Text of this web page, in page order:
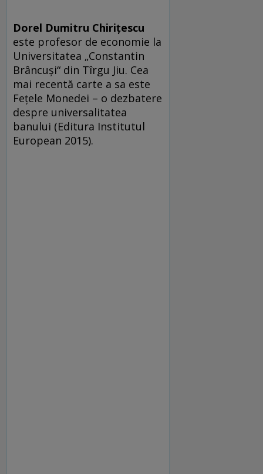
Dorel Dumitru Chiriţescu
este profesor de economie la
Universitatea „Constantin
Brâncuşi“ din Tîrgu Jiu. Cea
mai recentă carte a sa este
Feţele Monedei – o dezbatere
despre universalitatea
banului (Editura Institutul
European 2015).